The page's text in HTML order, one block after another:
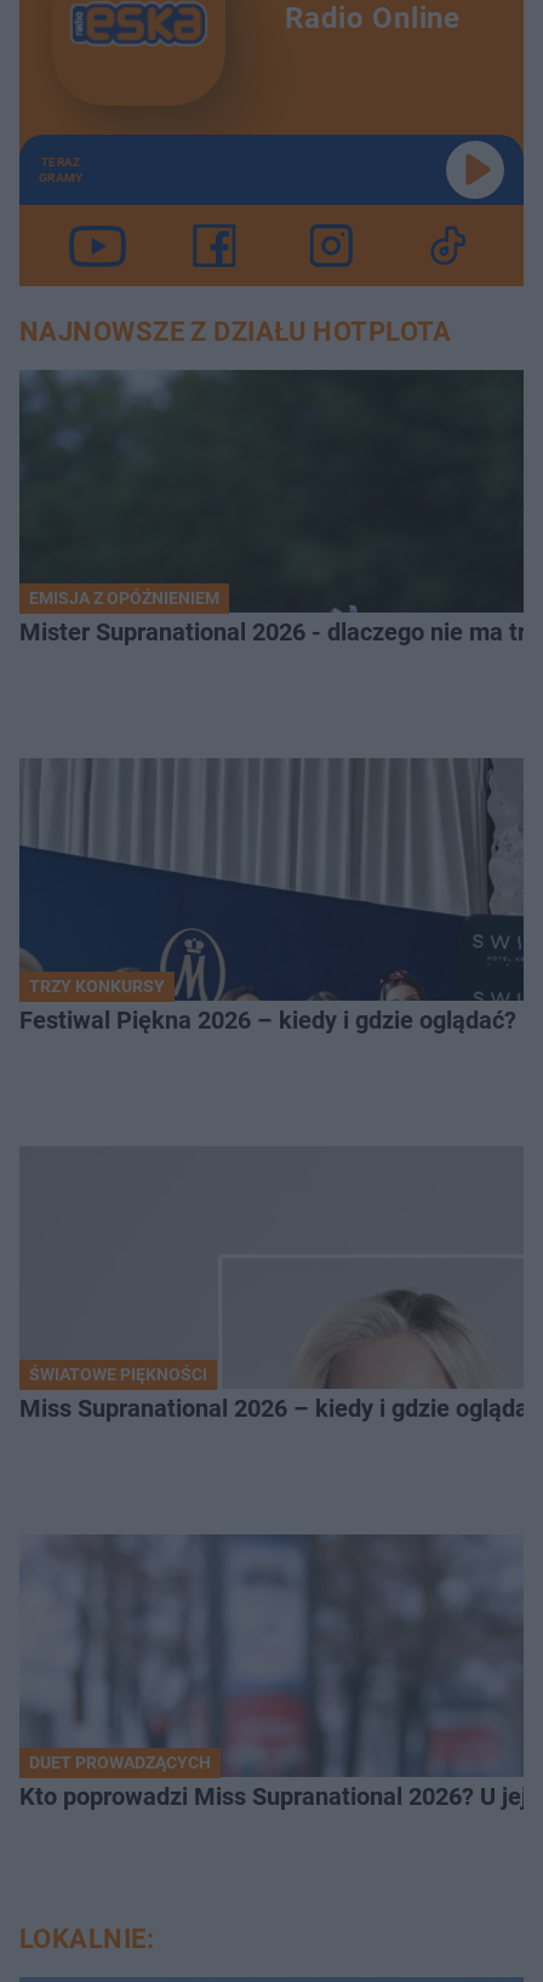
Radio Online
TERAZ
GRAMY
NAJNOWSZE Z DZIAŁU HOTPLOTA
EMISJA Z OPÓŹNIENIEM
Mister Supranational 2026 - dlaczego nie ma
TRZY KONKURSY
Festiwal Piękna 2026 – kiedy i gdzie oglądać?
ŚWIATOWE PIĘKNOŚCI
Miss Supranational 2026 – kiedy i gdzie
DUET PROWADZĄCYCH
Kto poprowadzi Miss Supranational 2026? U jej
LOKALNIE: